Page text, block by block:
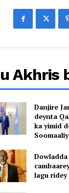
Akhris
Danjire
deynta
ka yimid
lagu ridey